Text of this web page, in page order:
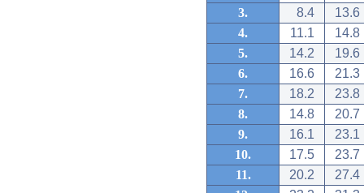
3.
8.4
13.6
4.
11.1
14.8
5.
14.2
19.6
6.
16.6
21.3
7.
18.2
23.8
8.
14.8
20.7
9.
16.1
23.1
10.
17.5
23.7
11.
20.2
27.4